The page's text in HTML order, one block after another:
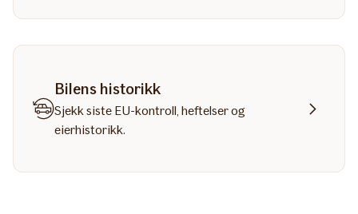
Bilens historikk
Sjekk siste EU-kontroll, heftelser og
eierhistorikk.